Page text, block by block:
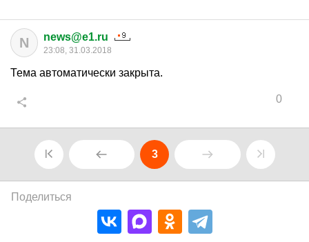
N news@e1.ru
23:08, 31.03.2018
Тема автоматически закрыта.
0
3
Поделиться